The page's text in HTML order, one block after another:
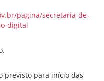
pagina/secretaria-de-
digital
previsto para início das